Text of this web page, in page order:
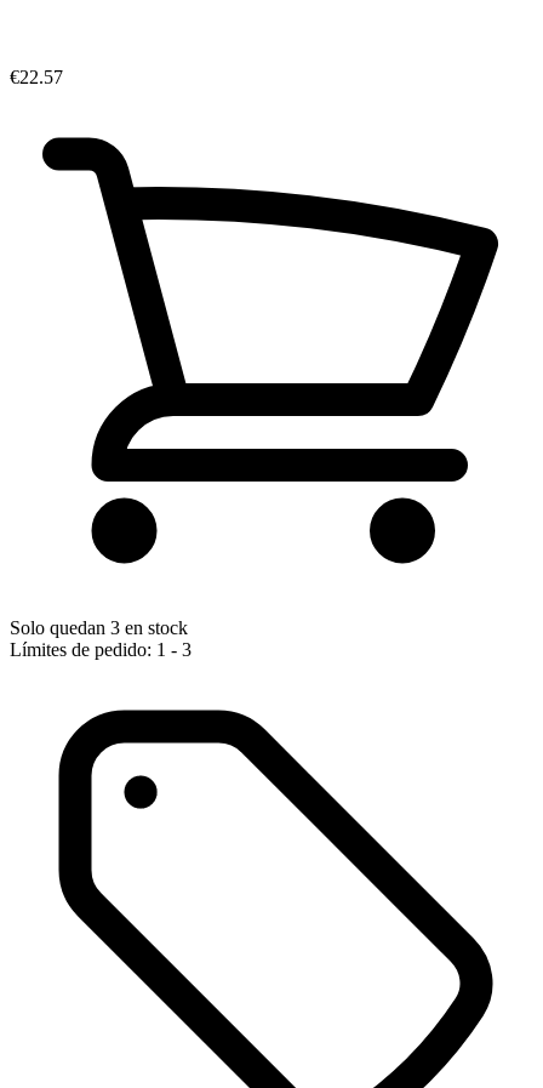
€22.57
Solo quedan 3 en stock
Límites de pedido: 1 - 3